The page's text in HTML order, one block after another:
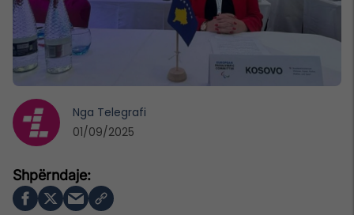
Nga Telegrafi
01/09/2025